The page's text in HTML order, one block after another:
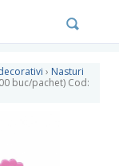
› Nasturi
buc/pachet) Cod: